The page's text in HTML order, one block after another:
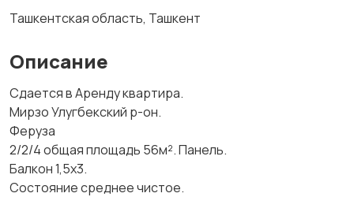
Ташкентская область, Ташкент
Описание
Сдается в Аренду квартира.
Мирзо Улугбекский р-он.
Феруза
2/2/4 общая площадь 56м². Панель.
Балкон 1,5х3.
Состояние среднее чистое.